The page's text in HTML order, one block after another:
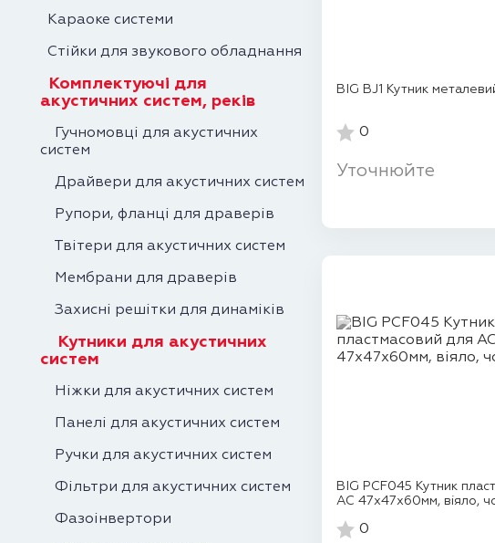
Караоке системи
Стійки для звукового обладнання
Комплектуючі для
акустичних систем, реків
Гучномовці для акустичних
систем
Драйвери для акустичних систем
Рупори, фланці для драверів
Твітери для акустичних систем
Мембрани для драверів
Захисні решітки для динаміків
Кутники для акустичних
систем
Ніжки для акустичних систем
Панелі для акустичних систем
Ручки для акустичних систем
Фільтри для акустичних систем
Фазоінвертори
BIG BJ1 Кутник
0
Уточнюйте
BIG PCF045 Кутник
АС 47х47х60мм, віяло,
0